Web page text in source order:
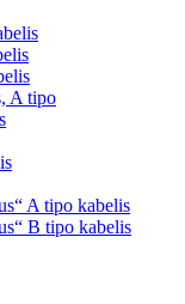
A tipo
A tipo kabelis
B tipo kabelis